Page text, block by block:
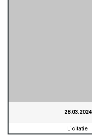
28.03.2024
Licitatie